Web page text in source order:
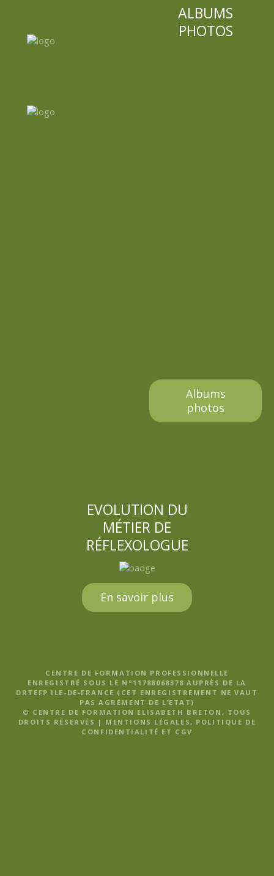
ALBUMS
PHOTOS
Albums
photos
EVOLUTION DU
MÉTIER DE
RÉFLEXOLOGUE
En savoir plus
CENTRE DE FORMATION PROFESSIONNELLE
ENREGISTRÉ SOUS LE N°11788068378 AUPRÈS DE LA
DRTEFP ILE-DE-FRANCE (CET ENREGISTREMENT NE VAUT
PAS AGRÉMENT DE L’ETAT)
© CENTRE DE FORMATION ELISABETH BRETON, TOUS
DROITS RÉSERVÉS | MENTIONS LÉGALES, POLITIQUE DE
CONFIDENTIALITÉ ET CGV